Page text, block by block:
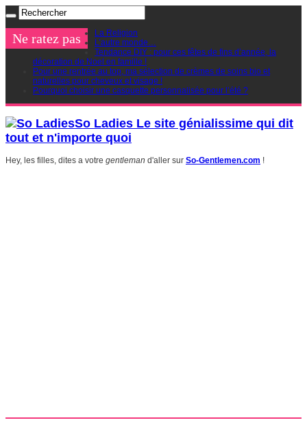
Ne ratez pas
La Religion
L’autre monde…
Tendance DIY : pour ces fêtes de fins d’année, la
décoration de Noel en famille !
Pour une rentrée au top, ma sélection de crèmes de soins bio et
naturelles pour cheveux et visage !
Pourquoi choisir une casquette personnalisée pour l’été ?
So Ladies Le site génialissime qui dit
tout et n'importe quoi
Hey, les filles, dites a votre gentleman d'aller sur So-Gentlemen.com !